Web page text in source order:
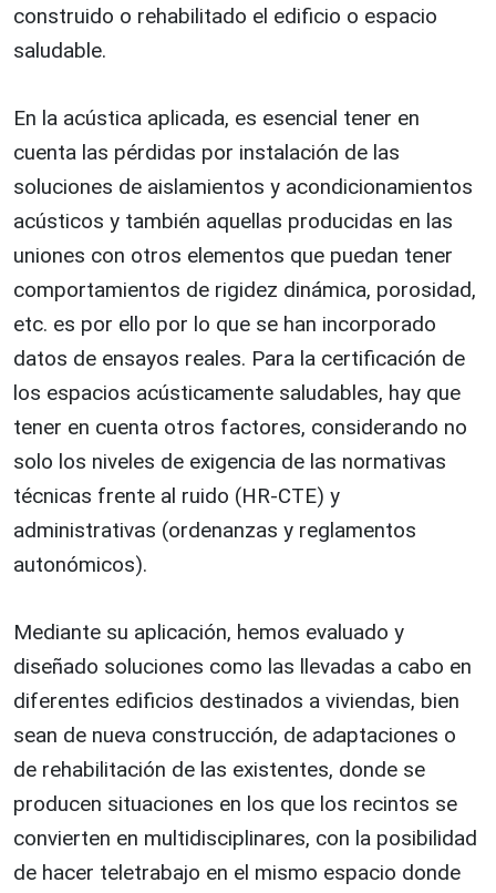
construido o rehabilitado el edificio o espacio
saludable.
En la acústica aplicada, es esencial tener en
cuenta las pérdidas por instalación de las
soluciones de aislamientos y acondicionamientos
acústicos y también aquellas producidas en las
uniones con otros elementos que puedan tener
comportamientos de rigidez dinámica, porosidad,
etc. es por ello por lo que se han incorporado
datos de ensayos reales. Para la certificación de
los espacios acústicamente saludables, hay que
tener en cuenta otros factores, considerando no
solo los niveles de exigencia de las normativas
técnicas frente al ruido (HR-CTE) y
administrativas (ordenanzas y reglamentos
autonómicos).
Mediante su aplicación, hemos evaluado y
diseñado soluciones como las llevadas a cabo en
diferentes edificios destinados a viviendas, bien
sean de nueva construcción, de adaptaciones o
de rehabilitación de las existentes, donde se
producen situaciones en los que los recintos se
convierten en multidisciplinares, con la posibilidad
de hacer teletrabajo en el mismo espacio donde